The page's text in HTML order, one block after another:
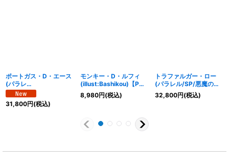
ポートガス・D・エース
(パラレ
ル/SP/illust:Hashimoto
Q)【SP】{ST15-
005[OP16]}
31,800円(税込)
モンキー・D・ルフィ
(illust:Bashikou)【P】
{P-099}
8,980円(税込)
トラファルガー・ロー
(パラレル/SP/悪魔の実
模様)【SP】{OP13-
031[OP15]}
32,800円(税込)